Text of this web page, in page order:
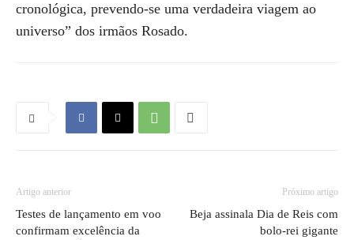
cronológica, prevendo-se uma verdadeira viagem ao
universo” dos irmãos Rosado.
Artigo anterior
Testes de lançamento em voo
confirmam excelência da
Próximo artigo
Beja assinala Dia de Reis com
bolo-rei gigante